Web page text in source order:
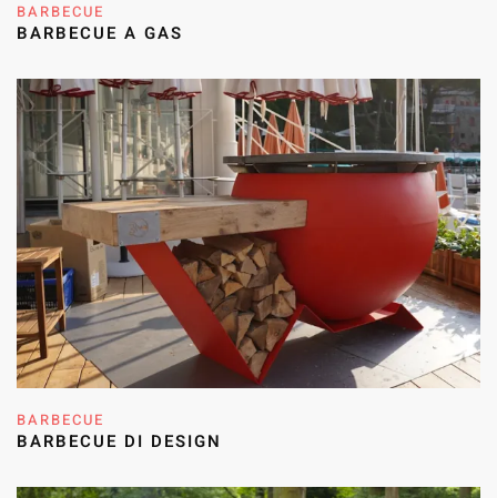
BARBECUE
BARBECUE A GAS
BARBECUE
BARBECUE DI DESIGN